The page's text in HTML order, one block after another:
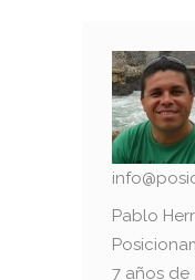
Pablo
7 años de